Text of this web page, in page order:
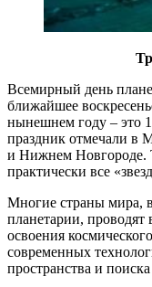
Всемирный день
ближайшее
нынешнем году – это
праздник отмечали в
и Нижнем Новгороде.
практически все
Многие страны мира,
планетарии,
освоения
современных
пространства и